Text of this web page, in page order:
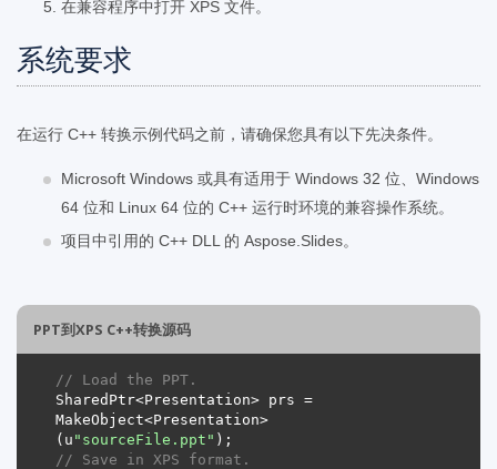
在兼容程序中打开 XPS 文件。
系统要求
在运行 C++ 转换示例代码之前，请确保您具有以下先决条件。
Microsoft Windows 或具有适用于 Windows 32 位、Windows
64 位和 Linux 64 位的 C++ 运行时环境的兼容操作系统。
项目中引用的 C++ DLL 的 Aspose.Slides。
PPT到XPS C++转换源码
// Load the PPT.
SharedPtr<Presentation> prs =
MakeObject<Presentation>
(u "sourceFile.ppt"
// Save in XPS format.